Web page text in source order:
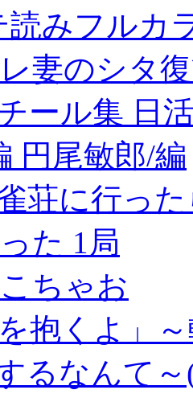
読みフルカ
妻のシタ
ール集 日
円尾敏郎/編
雀荘に行っ
た 1局
ちゃお
を抱くよ」
るなんて～